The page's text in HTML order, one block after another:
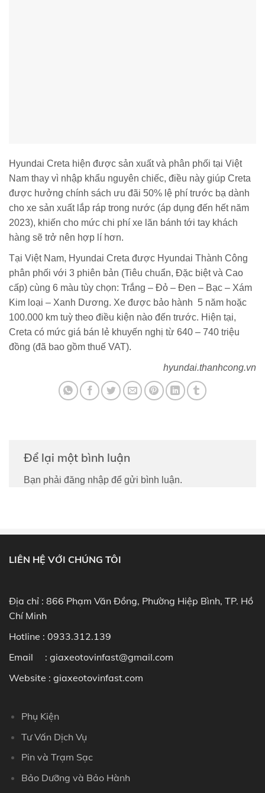
Hyundai Creta hiện được sản xuất và phân phối tại Việt
Nam thay vì nhập khẩu nguyên chiếc, điều này giúp Creta
được hưởng chính sách ưu đãi 50% lệ phí trước bạ dành
cho xe sản xuất lắp ráp trong nước (áp dụng đến hết năm
2023), khiến cho mức chi phí xe lăn bánh tới tay khách
hàng sẽ trở nên hợp lí hơn.
Tại Việt Nam, Hyundai Creta được Hyundai Thành Công
phân phối với 3 phiên bản (Tiêu chuẩn, Đặc biệt và Cao
cấp) cùng 6 màu tùy chọn: Trắng – Đỏ – Đen – Bạc – Xám
Kim loại – Xanh Dương. Xe được bảo hành 5 năm hoặc
100.000 km tuỳ theo điều kiện nào đến trước. Hiện tại,
Creta có mức giá bán lẻ khuyến nghị từ 640 – 740 triệu
đồng (đã bao gồm thuế VAT).
hyundai.thanhcong.vn
Để lại một bình luận
Bạn phải đăng nhập để gửi bình luận.
LIÊN HỆ VỚI CHÚNG TÔI
Địa chỉ : 866 Phạm Văn Đồng, Phường Hiệp Bình, TP. Hồ
Chí Minh
Hotline : 0933.312.139
Email : giaxeotovinfast@gmail.com
Website : giaxeotovinfast.com
Phụ Kiện
Tư Vấn Dịch Vụ
Pin và Trạm Sạc
Bảo Dưỡng và Bảo Hành